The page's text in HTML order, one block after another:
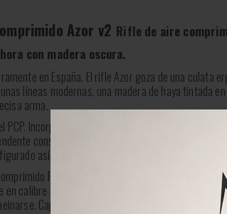
Azor v2 Rifle de aire
con madera oscura.
en España. El rifle Azor goza de una culata
líneas modernas, una madera de haya tintada
arma.
Incorpora nuestra joya de la corona, un
constancia en todo el rango de disparos. Un
así desde el más mínimo toque, hasta un
PCP es el cañón y el regulador de presión.
en calibre 4,5 , 5,5 y 6,35 será capaz de
Capaz de agrupar con una multitud de marca